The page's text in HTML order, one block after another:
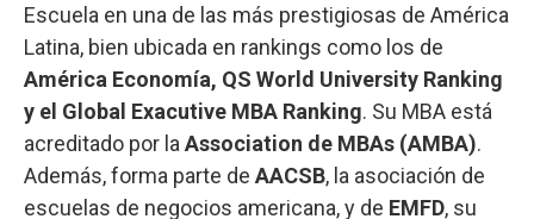
Escuela en una de las más prestigiosas de América
Latina, bien ubicada en rankings como los de
América Economía, QS World University Ranking
y el Global Exacutive MBA Ranking. Su MBA está
acreditado por la Association de MBAs (AMBA).
Además, forma parte de AACSB, la asociación de
escuelas de negocios americana, y de EMFD, su